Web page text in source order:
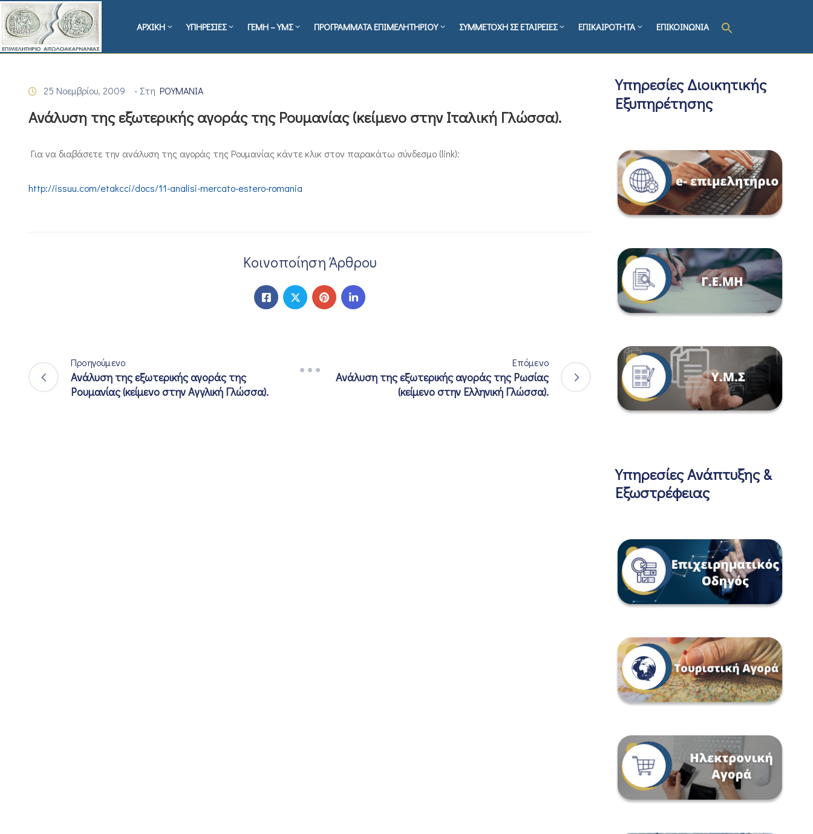
ΑΡΧΙΚΗ ΥΠΗΡΕΣΙΕΣ ΓΕΜΗ – ΥΜΣ ΠΡΟΓΡΑΜΜΑΤΑ ΕΠΙΜΕΛΗΤΗΡΙΟΥ ΣΥΜΜΕΤΟΧΗ ΣΕ ΕΤΑΙΡΕΙΕΣ ΕΠΙΚΑΙΡΟΤΗΤΑ ΕΠΙΚΟΙΝΩΝΙΑ
25 Νοεμβρίου, 2009 - Στη ΡΟΥΜΑΝΙΑ
Ανάλυση της εξωτερικής αγοράς της Ρουμανίας (κείμενο στην Ιταλική Γλώσσα).
Για να διαβάσετε την ανάλυση της αγοράς της Ρουμανίας κάντε κλικ στον παρακάτω σύνδεσμο (link):
http://issuu.com/etakcci/docs/11-analisi-mercato-estero-romania
Κοινοποίηση Άρθρου
Προηγούμενο
Ανάλυση της εξωτερικής αγοράς της
Ρουμανίας (κείμενο στην Αγγλική Γλώσσα).
Επόμενο
Ανάλυση της εξωτερικής αγοράς της Ρωσίας
(κείμενο στην Ελληνική Γλώσσα).
Υπηρεσίες Διοικητικής
Εξυπηρέτησης
Υπηρεσίες Ανάπτυξης &
Εξωστρέφειας